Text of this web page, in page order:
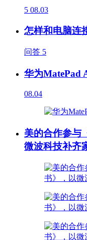
5 08.03
怎样和电脑连
问答 5
华为MatePad
08.04
美的合作参与
微波科技补齐